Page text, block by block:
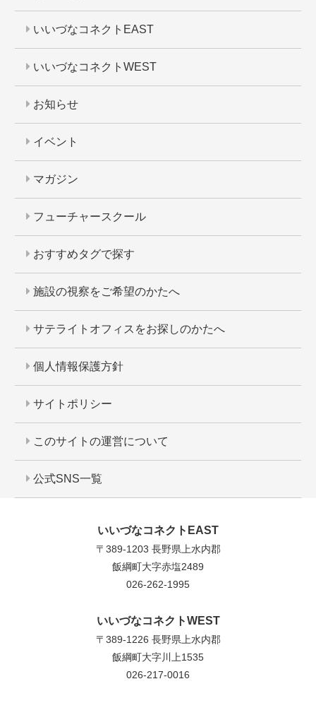
いいづなコネクトEAST
いいづなコネクトWEST
お知らせ
イベント
マガジン
フューチャースクール
おすすめタグで探す
施設の視察をご希望のかたへ
サテライトオフィスをお探しのかたへ
個人情報保護方針
サイトポリシー
このサイトの運営について
公式SNS一覧
いいづなコネクトEAST
〒389-1203 長野県上水内郡
飯綱町大字赤塩2489
026-262-1995
いいづなコネクトWEST
〒389-1226 長野県上水内郡
飯綱町大字川上1535
026-217-0016